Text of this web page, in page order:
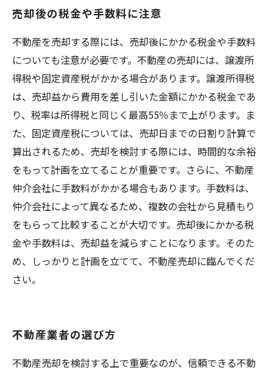
売却後の税金や手数料に注意
不動産を売却する際には、売却後にかかる税金や手数料
についても注意が必要です。不動産の売却には、譲渡所
得税や固定資産税がかかる場合があります。譲渡所得税
は、売却益から費用を差し引いた金額にかかる税金であ
り、税率は所得税と同じく最高55％まで上がります。ま
た、固定資産税については、売却日までの日割り計算で
算出されるため、売却を検討する際には、時間的な余裕
をもって計画を立てることが重要です。さらに、不動産
仲介会社に手数料がかかる場合もあります。手数料は、
仲介会社によって異なるため、複数の会社から見積もり
をもらって比較することが大切です。売却後にかかる税
金や手数料は、売却益を減らすことになります。そのた
め、しっかりと計画を立てて、不動産売却に臨んでくだ
さい。
不動産業者の選び方
不動産売却を検討する上で重要なのが、信頼できる不動